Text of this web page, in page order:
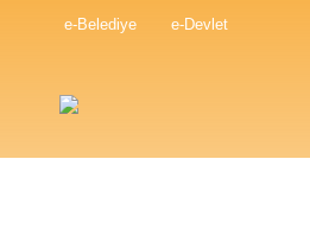
e-Belediye e-Devlet